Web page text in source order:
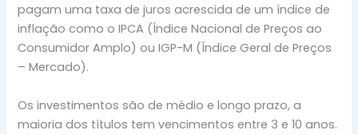
pagam uma taxa de juros acrescida de um índice de
inflação como o IPCA (Índice Nacional de Preços ao
Consumidor Amplo) ou IGP-M (Índice Geral de Preços
– Mercado).
Os investimentos são de médio e longo prazo, a
maioria dos títulos tem vencimentos entre 3 e 10 anos.